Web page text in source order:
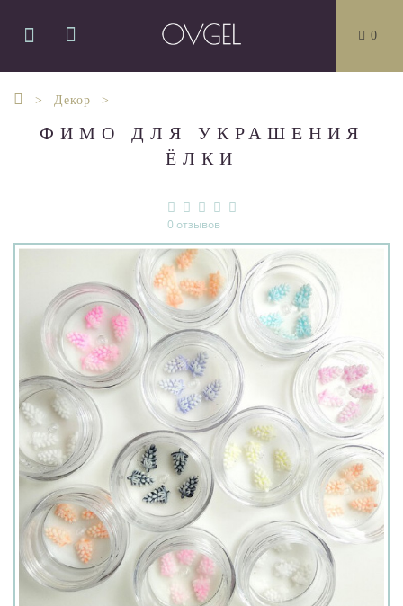
0
Декор
ФИМО ДЛЯ УКРАШЕНИЯ
ЁЛКИ
0 отзывов